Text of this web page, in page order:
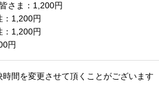
さま：1,200円
：1,200円
：1,200円
円
時間を変更させて頂くことがございます